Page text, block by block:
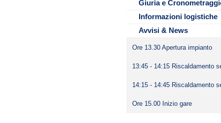
Giuria e
Informazioni logistiche
Avvisi & News
Ore 13.30 Apertura impianto
13:45 - 14:15 Riscaldamento
14:15 - 14:45 Riscaldamento
Ore 15.00 Inizio gare